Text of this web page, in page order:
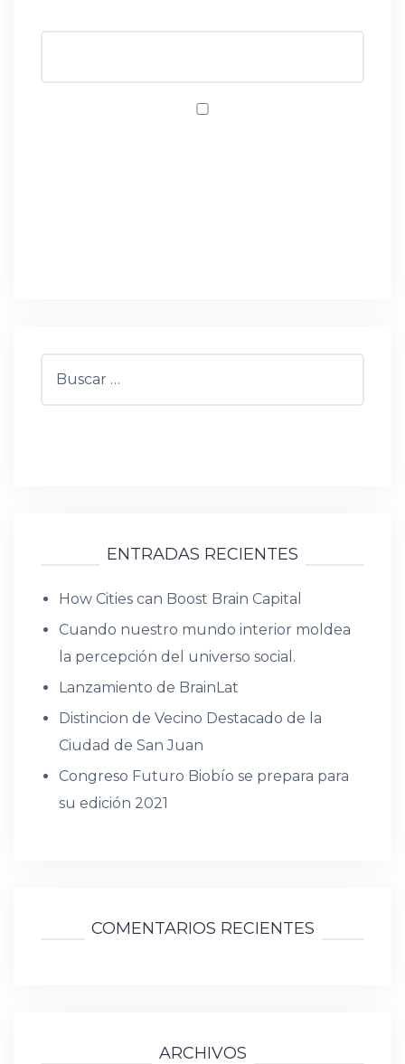
ENTRADAS RECIENTES
How Cities can Boost Brain Capital
Cuando nuestro mundo interior moldea
la percepción del universo social.
Lanzamiento de BrainLat
Distincion de Vecino Destacado de la
Ciudad de San Juan
Congreso Futuro Biobío se prepara para
su edición 2021
COMENTARIOS RECIENTES
ARCHIVOS